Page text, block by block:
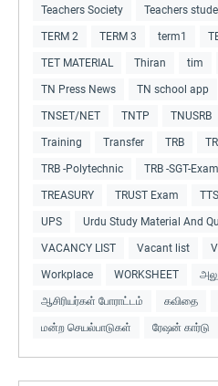
Teachers Society Teachers
TERM 2 TERM 3 term1
TET MATERIAL Thiran tim
TN Press News TN school app
TNSET/NET TNTP TNUSRB
Training Transfer TRB
TRB -Polytechnic TRB -SGT-Exam
TREASURY TRUST Exam
UPS Urdu Study Material And
VACANCY LIST Vacant list
Workplace WORKSHEET
ஆசிரியர்கள் போராட்டம் கவிதை
மன்ற செயல்பாடுகள் ரேஷன் கார்டு